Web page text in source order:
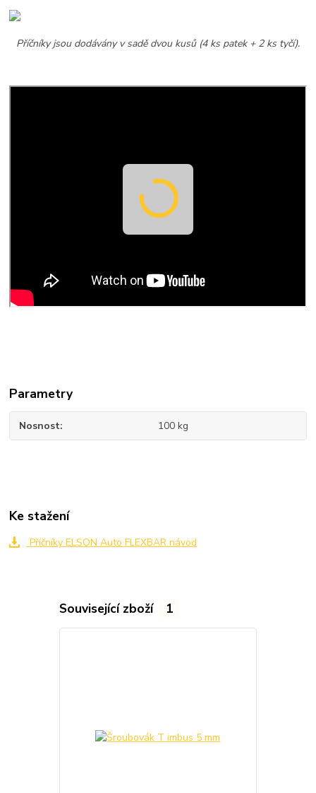
Příčníky jsou dodávány v sadě dvou kusů (4 ks patek + 2 ks tyčí).
Parametry
Nosnost 100 kg
Ke stažení
Příčníky ELSON Auto FLEXBAR návod
Související zboží 1